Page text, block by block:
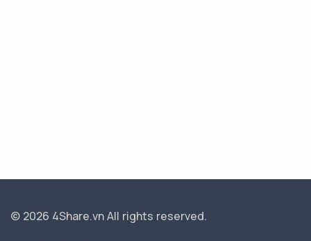
© 2026 4Share.vnAll rights reserved.